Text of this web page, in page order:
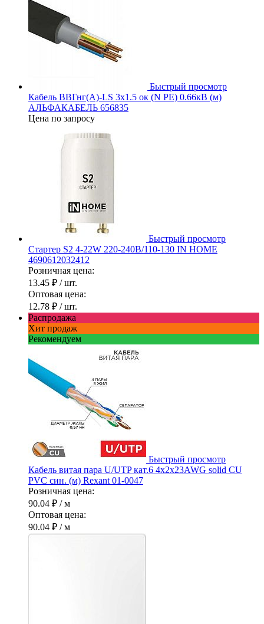
Быстрый просмотр
Кабель ВВГнг(А)-LS 3х1.5 ок (N PE) 0.66кВ (м)
АЛЬФАКАБЕЛЬ 656835
Цена по запросу
Быстрый просмотр
Стартер S2 4-22W 220-240В/110-130 IN HOME
4690612032412
Розничная цена:
13.45 ₽ / шт.
Оптовая цена:
12.78 ₽ / шт.
Распродажа
Хит продаж
Рекомендуем
Быстрый просмотр
Кабель витая пара U/UTP кат.6 4х2х23AWG solid CU
PVC син. (м) Rexant 01-0047
Розничная цена:
90.04 ₽ / м
Оптовая цена:
90.04 ₽ / м